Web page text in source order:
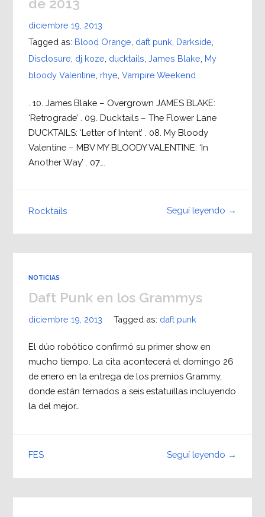
de 2013
diciembre 19, 2013
Tagged as: Blood Orange daft punk Darkside
Disclosure dj koze ducktails James Blake My
bloody Valentine rhye Vampire Weekend
. 10. James Blake – Overgrown JAMES BLAKE:
‘Retrograde’ . 09. Ducktails – The Flower Lane
DUCKTAILS: ‘Letter of Intent’ . 08. My Bloody
Valentine – MBV MY BLOODY VALENTINE: ‘In
Another Way’ . 07….
Seguí leyendo →
Rocktails
NOTICIAS
Daft Punk en los Grammys
diciembre 19, 2013 Tagged as: daft punk
El dúo robótico confirmó su primer show en
mucho tiempo. La cita acontecerá el domingo 26
de enero en la entrega de los premios Grammy,
donde están ternados a seis estatuillas incluyendo
la del mejor…
Seguí leyendo →
FES